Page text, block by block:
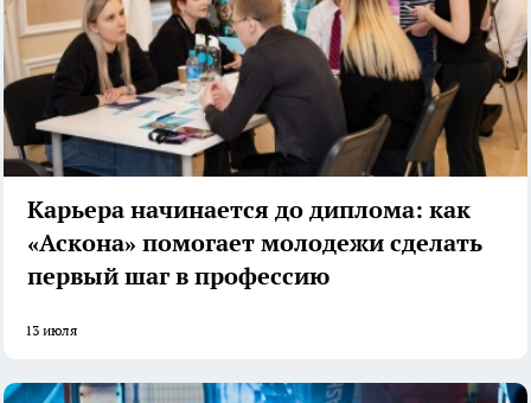
Карьера начинается до диплома: как
«Аскона» помогает молодежи сделать
первый шаг в профессию
13 июля